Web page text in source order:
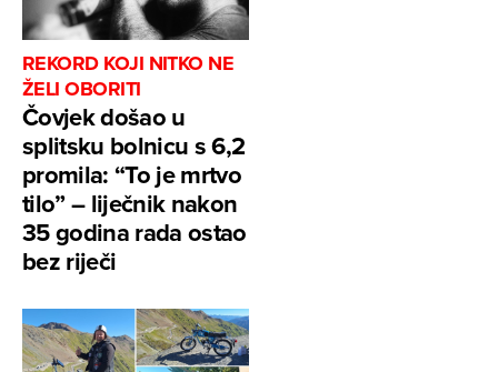
REKORD KOJI NITKO NE
ŽELI OBORITI
Čovjek došao u
splitsku bolnicu s 6,2
promila: “To je mrtvo
tilo” – liječnik nakon
35 godina rada ostao
bez riječi